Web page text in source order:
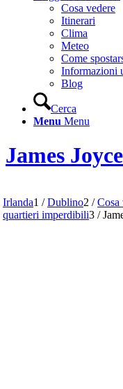
Cosa vedere
Itinerari
Clima
Meteo
Come
Informazioni
Blog
Cerca
Menu Menu
James
Irlanda1 / Dublino2 / Cosa
quartieri imperdibili3 /